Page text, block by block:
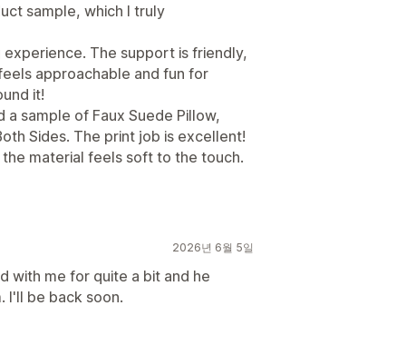
sample, which I truly
The support is friendly,
approachable and fun for
it!
sample of Faux Suede Pillow,
Sides. The print job is excellent!
material feels soft to the touch.
2026년 6월 5일
with me for quite a bit and he
I'll be back soon.